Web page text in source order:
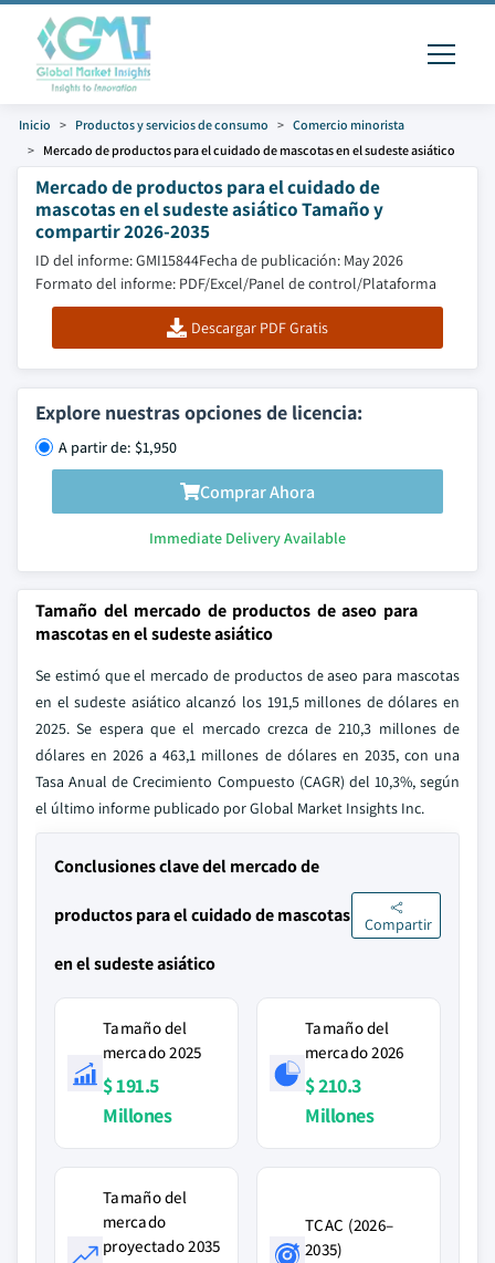
Inicio Productos y servicios de consumo
Comercio minorista
Mercado de productos para el cuidado de mascotas en el sudeste asiático
Mercado de productos para el cuidado de
mascotas en el sudeste asiático Tamaño y
compartir 2026-2035
ID del informe: GMI15844Fecha de publicación: May 2026
Formato del informe: PDF/Excel/Panel de control/Plataforma
Descargar PDF Gratis
Explore nuestras opciones de licencia:
A partir de: $1,950
Comprar Ahora
Immediate Delivery Available
Tamaño del mercado de productos de aseo para
mascotas en el sudeste asiático
Se estimó que el mercado de productos de aseo para mascotas
en el sudeste asiático alcanzó los 191,5 millones de dólares en
2025. Se espera que el mercado crezca de 210,3 millones de
dólares en 2026 a 463,1 millones de dólares en 2035, con una
Tasa Anual de Crecimiento Compuesto (CAGR) del 10,3%, según
el último informe publicado por Global Market Insights Inc.
Conclusiones clave del mercado de
productos para el cuidado de mascotas
en el sudeste asiático
Compartir
Tamaño del
mercado 2025
$ 191.5
Millones
Tamaño del
mercado 2026
$ 210.3
Millones
Tamaño del
mercado
proyectado 2035
TCAC (2026–
2035)